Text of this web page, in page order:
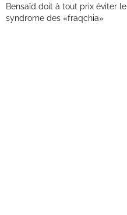
Bensaïd doit à tout prix éviter le
syndrome des «fraqchia»